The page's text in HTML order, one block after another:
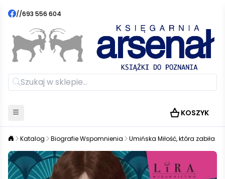
//693 556 604
KOSZYK
Katalog Biografie Wspomnienia Umińska Miłość, która zabiła